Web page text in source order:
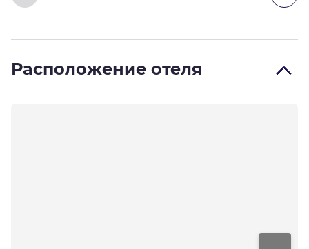
Расположение отеля